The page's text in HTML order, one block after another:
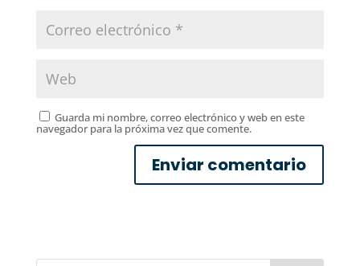
Guarda mi nombre, correo electrónico y web en este
navegador para la próxima vez que comente.